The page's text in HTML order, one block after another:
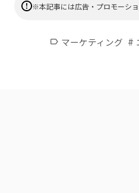
※本記事には広告・プロモーショ
label マーケティング #